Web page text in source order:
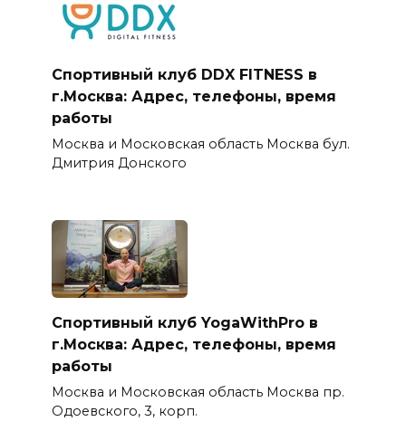
Спортивный клуб DDX FITNESS в
г.Москва: Адрес, телефоны, время
работы
Москва и Московская область Москва бул.
Дмитрия Донского
Спортивный клуб YogaWithPro в
г.Москва: Адрес, телефоны, время
работы
Москва и Московская область Москва пр.
Одоевского, 3, корп.